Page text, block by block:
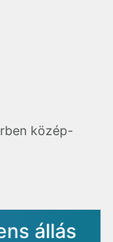
közép-
állás